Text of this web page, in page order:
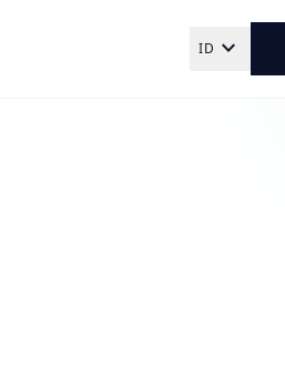
ID expand_more